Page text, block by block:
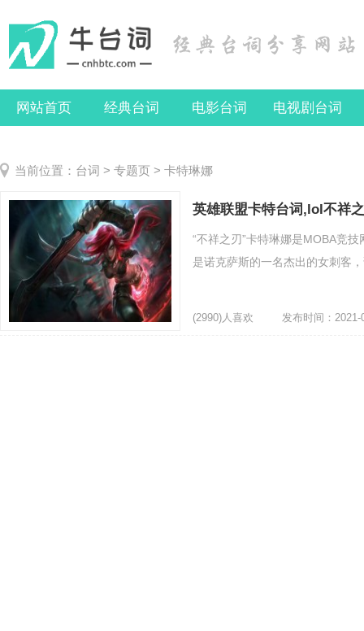
网站首页 经典台词 电影台词 电视剧台词
当前位置： 台词 > 专题页 > 卡特琳娜
英雄联盟卡特台词,lol不祥
“不祥之刃”卡特琳娜是MOBA竞
是诺克萨斯的一名杰出的女刺客
(2990)人喜欢 发布时间：2021-